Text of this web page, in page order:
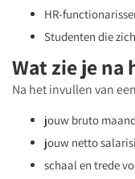
HR-
Studenten die
Wat zie je na
Na het invullen van
jouw bruto
jouw netto
schaal en trede